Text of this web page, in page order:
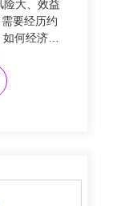
险大、效益
要经历约